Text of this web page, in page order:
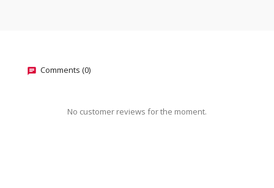
Comments (0)
No customer reviews for the moment.